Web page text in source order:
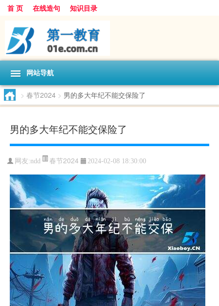
首 页 在线造句 知识目录
网站导航
> 春节2024 > 男的多大年纪不能交保险了
男的多大年纪不能交保险了
网友:ndd 春节2024 2024-02-08 18:30:00